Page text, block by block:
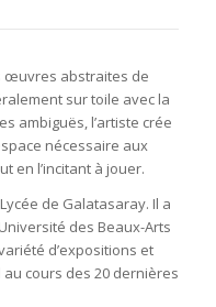
œuvres abstraites de
sur toile avec la
ambiguës, l’artiste crée
nécessaire aux
en l’incitant à jouer.
de Galatasaray. Il a
des Beaux-Arts
d’expositions et
cours des 20 dernières